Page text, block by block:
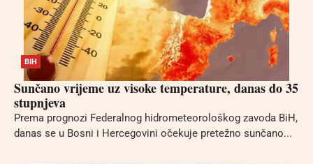
BIH
Sunčano vrijeme uz visoke temperature, danas do 35
stupnjeva
Prema prognozi Federalnog hidrometeorološkog zavoda BiH,
danas se u Bosni i Hercegovini očekuje pretežno sunčano...